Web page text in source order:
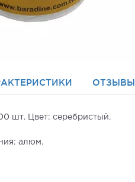
ОТЗЫВЫ
шт. Цвет: серебристый.
алюм.